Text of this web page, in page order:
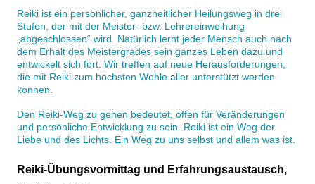
Reiki ist ein persönlicher, ganzheitlicher Heilungsweg in drei
Stufen, der mit der Meister- bzw. Lehrereinweihung
„abgeschlossen“ wird. Natürlich lernt jeder Mensch auch nach
dem Erhalt des Meistergrades sein ganzes Leben dazu und
entwickelt sich fort. Wir treffen auf neue Herausforderungen,
die mit Reiki zum höchsten Wohle aller unterstützt werden
können.
Den Reiki-Weg zu gehen bedeutet, offen für Veränderungen
und persönliche Entwicklung zu sein. Reiki ist ein Weg der
Liebe und des Lichts. Ein Weg zu uns selbst und allem was ist.
Reiki-Übungsvormittag und Erfahrungsaustausch,